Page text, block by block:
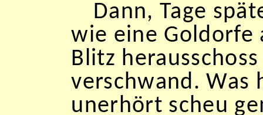
Dann, Tage
wie eine Goldorfe
Blitz
verschwand. Was
unerhört scheu